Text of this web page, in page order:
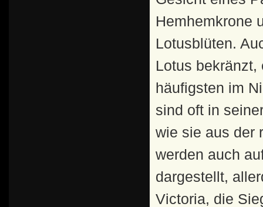
Hemhemkrone
Lotusblüten.
Lotus bekränzt,
häufigsten im
sind oft in
wie sie aus der
werden auch
dargestellt,
Victoria, die